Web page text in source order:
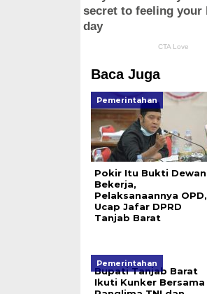
Baca Juga
Pemerintahan
Pokir Itu Bukti Dewan
Bekerja,
Pelaksanaannya OPD,
Ucap Jafar DPRD
Tanjab Barat
Pemerintahan
Bupati Tanjab Barat
Ikuti Kunker Bersama